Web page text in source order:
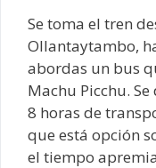
Se toma el tren
Ollantaytambo,
abordas un bus
Machu Picchu.
8 horas de
que está opción
el tiempo